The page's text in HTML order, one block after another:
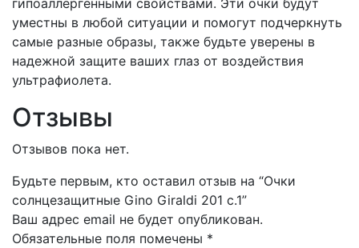
уместны в любой ситуации и помогут подчеркнуть
самые разные образы, также будьте уверены в
надежной защите ваших глаз от воздействия
ультрафиолета.
Отзывы
Отзывов пока нет.
Будьте первым, кто оставил отзыв на “Очки
солнцезащитные Gino Giraldi 201 с.1”
Ваш адрес email не будет опубликован.
Обязательные поля помечены *